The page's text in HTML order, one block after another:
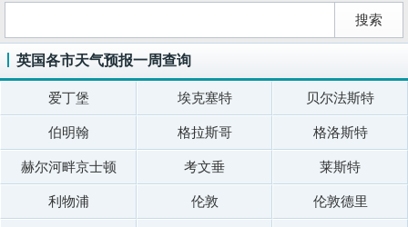
英国各市天气预报一周查询
爱丁堡 埃克塞特 贝尔法斯特
伯明翰 格拉斯哥 格洛斯特
赫尔河畔京士顿 考文垂 莱斯特
利物浦 伦敦 伦敦德里